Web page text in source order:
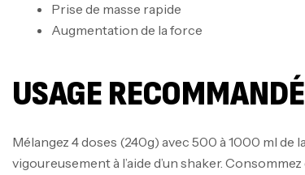
Prise de masse rapide
Augmentation de la force
USAGE
Mélangez 4 doses (240g) avec 500 à 1000 ml de
vigoureusement à l’aide d’un shaker.